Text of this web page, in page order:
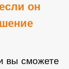
он
вы сможете